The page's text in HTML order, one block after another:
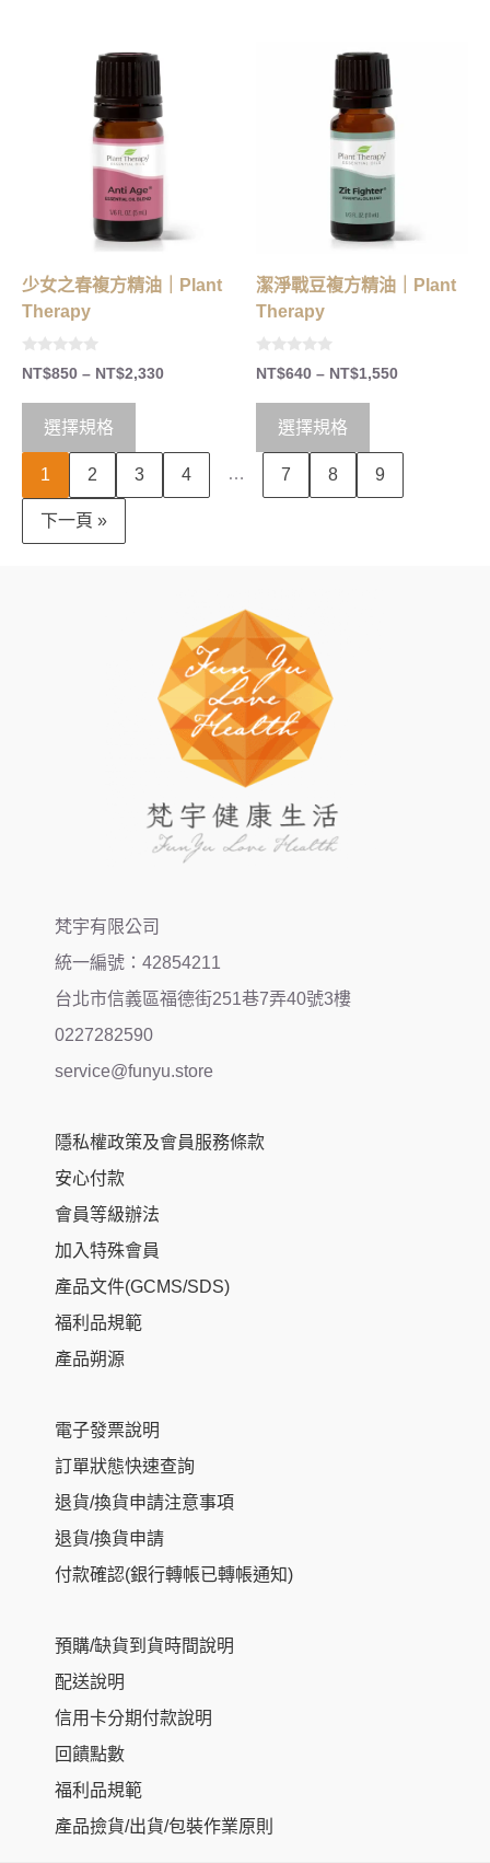
少女之春複方精油｜Plant
Therapy
0
o
5
NT$850 – NT$2,330
選擇規格
潔淨戰豆複方精油｜Plant
Therapy
0
o
5
NT$640 – NT$1,550
選擇規格
1 2 3 4 … 7 8 9
下一頁 »
梵宇有限公司
統一編號：42854211
台北市信義區福德街251巷7弄40號3樓
0227282590
service@funyu.store
隱私權政策及會員服務條款
安心付款
會員等級辦法
加入特殊會員
產品文件(GCMS/SDS)
福利品規範
產品朔源
電子發票說明
訂單狀態快速查詢
退貨/換貨申請注意事項
退貨/換貨申請
付款確認(銀行轉帳已轉帳通知)
預購/缺貨到貨時間說明
配送說明
信用卡分期付款說明
回饋點數
福利品規範
產品撿貨/出貨/包裝作業原則
Item added to cart.